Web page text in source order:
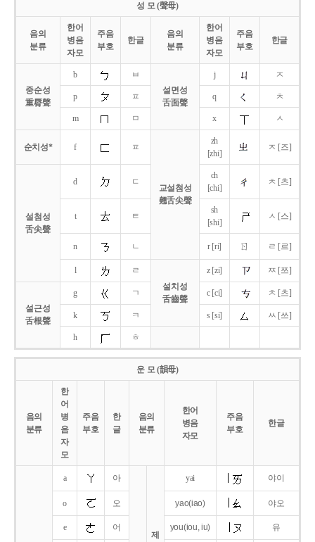
성 모 (聲母)
음의
분류
한어
병음
자모
주음
부호
한글
음의
분류
한어
병음
자모
주음
부호
한글
중순성
重脣聲
b
ㅂ
설면성
舌面聲
j ㅈ
p ㅍ q ㅊ
m ㅁ x ㅅ
순치성* f ㅍ
교설첨성
翹舌尖聲
zh
[zhi]
ㅈ [즈]
설첨성
舌尖聲
d ㄷ
ch
[chi]
ㅊ [츠]
t ㅌ
sh
[shi]
ㅅ [스]
n ㄴ r [ri] ㄖ ㄹ [르]
l
ㄹ
설치성
舌齒聲
z [zi] ㅉ [쯔]
설근성
舌根聲
g ㄱ c [ci] ㅊ [츠]
k ㅋ s [si] ㅆ [쓰]
h ㅎ
운 모 (韻母)
음의
분류
한
어
병
음
자
모
주음
부호
한
글
음의
분류
한어
병음
자모
주음
부호
한글
a 아
제
yai 야이
o 오 yao(iao) 야오
e 어 you(iou,iu) 유